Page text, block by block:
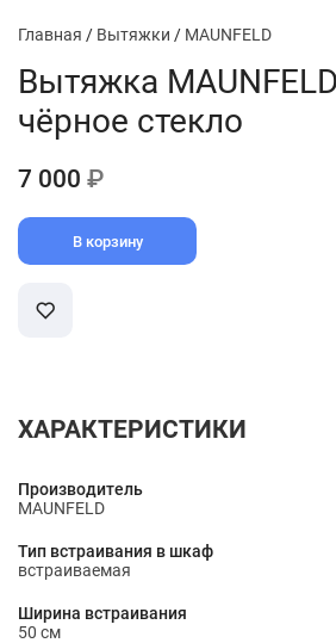
Главная / Вытяжки / MAUNFELD
Вытяжка
чёрное стекло
7 000 ₽
В корзину
ХАРАКТЕРИСТИКИ
Производитель
MAUNFELD
Тип встраивания в шкаф
встраиваемая
Ширина встраивания
50 см